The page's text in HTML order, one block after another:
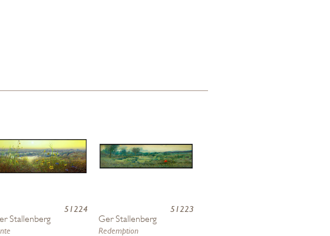
51224
Stallenberg
51223
Ger Stallenberg
Redemption